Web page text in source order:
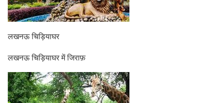
लखनऊ चिड़ियाघर
लखनऊ चिड़ियाघर में जिराफ़